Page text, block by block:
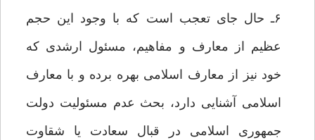
۶ـ حال جای تعجب است که با وجود این حجم
عظیم از معارف و مفاهیم، مسئول ارشدی که
خود نیز از معارف اسلامی بهره برده و با معارف
اسلامی آشنایی دارد، بحث عدم مسئولیت دولت
جمهوری اسلامی در قبال سعادت یا شقاوت